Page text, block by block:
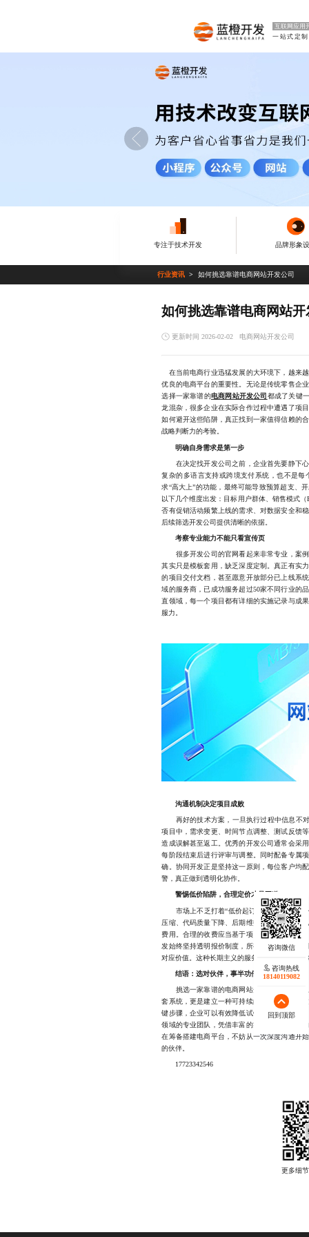
互联网应用
一站式定
专注于技术开发 品牌形象
行业资讯 如何挑选靠谱电商网站开发公司
如何挑选靠谱电商网站开
更新时间 2026-02-02 电商网站开发公司
在当前电商行业迅猛发展的大环境下，越来
优良的电商平台的重要性。无论是传统零售企
选择一家靠谱的电商网站开发公司 都成了关键
龙混杂，很多企业在实际合作过程中遭遇了项
如何避开这些陷阱，真正找到一家值得信赖的
战略判断力的考验。
明确自身需求是第一步
在决定找开发公司之前，企业首先要静下心
复杂的多语言支持或跨境支付系统，也不是
求“高大上”的功能，最终可能导致预算超支、
以下几个维度出发：目标用户群体、销售模式
否有促销活动频繁上线的需求、对数据安全和
后续筛选开发公司提供清晰的依据。
考察专业能力不能只看宣传页
很多开发公司的官网看起来非常专业，案例
其实只是模板套用，缺乏深度定制。真正有实
的项目交付文档，甚至愿意开放部分已上线系
域的服务商，已成功服务超过50家不同行业的
直领域，每一个项目都有详细的实施记录与成
服力。
沟通机制决定项目成败
再好的技术方案，一旦执行过程中信息不对
项目中，需求变更、时间节点调整、测试反馈
造成误解甚至返工。优秀的开发公司通常会采
每阶段结束后进行评审与调整。同时配备专属
确。协同开发正是坚持这一原则，每位客户均
警，真正做到透明化协作。
警惕低价陷阱，合理定价才是王道
市场上不乏打着“低价起订”旗号的公司，看
压缩、代码质量下降、后期维护困难。一旦出
费用。合理的收费应当基于项目复杂度、开发
发始终坚持透明报价制度，所有费用明细清晰
对应价值。这种长期主义的服务理念，也赢得
结语：选对伙伴，事半功倍
挑选一家靠谱的电商网站开发公司，本质上
套系统，更是建立一种可持续的合作关系。通
键步骤，企业可以有效降低试错成本，提升项
领域的专业团队，凭借丰富的实战经验与稳定
在筹备搭建电商平台，不妨从一次深度沟通开
的伙伴。
17723342546
咨询热线
18140119082
回到顶部